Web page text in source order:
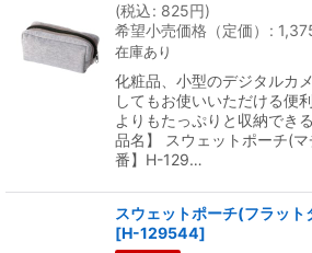
(税込: 825円)
希望小売価格（定価）
:
在庫あり
化粧品、小型のデジタルカ
してもお使いいただける便
よりもたっぷりと収納でき
品名】 スウェットポーチ(
番】H-129…
スウェットポーチ(フラッ
[H-129544]